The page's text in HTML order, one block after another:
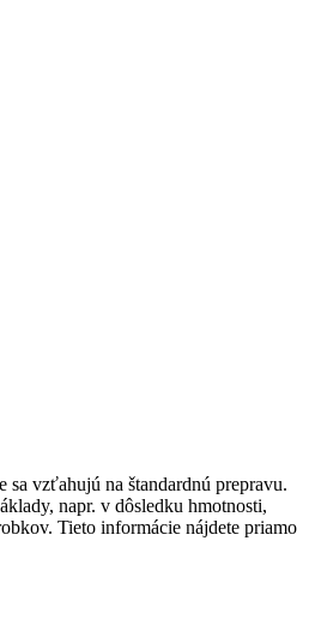
sa vzťahujú na štandardnú prepravu.
napr. v dôsledku hmotnosti,
Tieto informácie nájdete priamo